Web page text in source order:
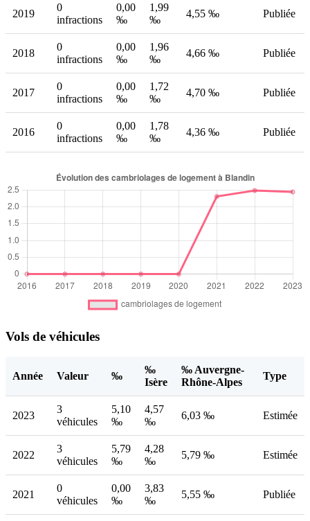
2019
0
infractions
0,00
‰
1,99
‰
4,55 ‰ Publiée
2018
0
infractions
0,00
‰
1,96
‰
4,66 ‰ Publiée
2017
0
infractions
0,00
‰
1,72
‰
4,70 ‰ Publiée
2016
0
infractions
0,00
‰
1,78
‰
4,36 ‰ Publiée
Vols de véhicules
Année Valeur ‰
‰
Isère
‰ Auvergne-
Rhône-Alpes
Type
2023
3
véhicules
5,10
‰
4,57
‰
6,03 ‰ Estimée
2022
3
véhicules
5,79
‰
4,28
‰
5,79 ‰ Estimée
2021
0
véhicules
0,00
‰
3,83
‰
5,55 ‰ Publiée